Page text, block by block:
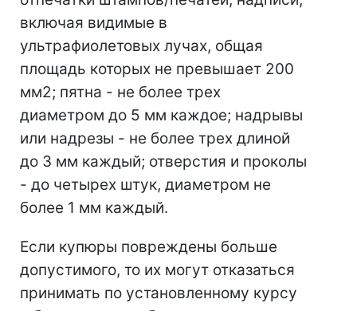
включая видимые в
ультрафиолетовых лучах, общая
площадь которых не превышает 200
мм2; пятна - не более трех
диаметром до 5 мм каждое; надрывы
или надрезы - не более трех длиной
до 3 мм каждый; отверстия и проколы
- до четырех штук, диаметром не
более 1 мм каждый.
Если купюры повреждены больше
допустимого, то их могут отказаться
принимать по установленному курсу